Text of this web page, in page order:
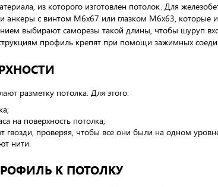
из которого изготовлен потолок. Для
анкеры с винтом М6х67 или глазком М6х63, которые
выбирают саморезы такой длины, чтобы шуруп
профиль крепят при помощи зажимных
разметку потолка. Для этого:
на поверхность потолка;
гвозди, проверяя, чтобы все они были на одном
нити.
К ПОТОЛКУ